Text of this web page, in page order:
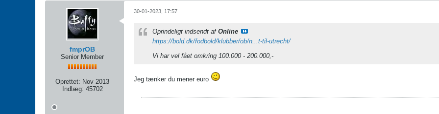
fmprOB
Senior Member
Oprettet: Nov 2013
Indlæg: 45702
30-01-2023, 17:57
Oprindeligt indsendt af Online
https://bold.dk/fodbold/klubber/ob/n...t-til-utrecht/
Vi har vel fået omkring 100.000 - 200.000,-
Jeg tænker du mener euro